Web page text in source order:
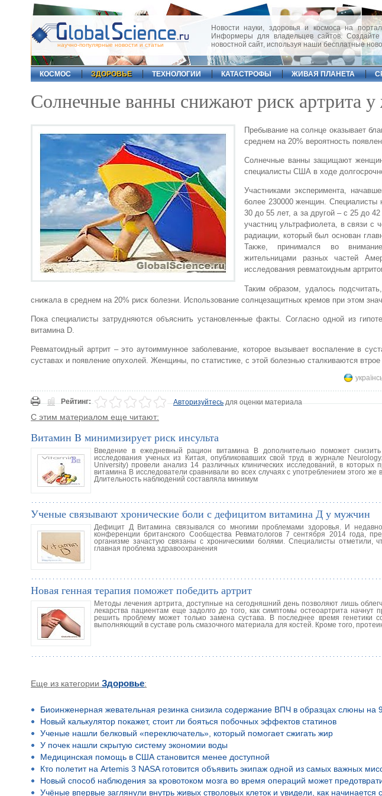
научно-популярные новости и статьи
Новости науки, здоровья и космоса на
Информеры для владельцев сайтов. Создайте
новостной сайт, используя наши бесплатные
КОСМОС
ЗДОРОВЬЕ ТЕХНОЛОГИИ КАТАСТРОФЫ ЖИВАЯ ПЛАНЕТА
Солнечные ванны снижают риск артрита
Пребывание на солнце оказывает
среднем на 20% вероятность
Солнечные ванны защищают женщин
специалисты США в ходе
Участниками эксперимента,
более 230000 женщин. Специалисты
30 до 55 лет, а за другой – с 25 до
участниц ультрафиолета, в связи с
радиации, который был основан
Также, принимался во
жительницами разных частей
исследования ревматоидным
Таким образом, удалось
снижала в среднем на 20% риск болезни. Использование солнцезащитных кремов при этом
Пока специалисты затрудняются объяснить установленные факты. Согласно одной из
витамина D.
Ревматоидный артрит – это аутоиммунное заболевание, которое вызывает воспаление в
суставах и появление опухолей. Женщины, по статистике, с этой болезнью сталкиваются
Рейтинг: Авторизуйтесьдля оценки материала
С этим материалом еще читают:
Витамин B минимизирует риск инсульта
Введение в ежедневный рацион витамина B дополнительно поможет снизить
исследования ученых из Китая, опубликовавших свой труд в журнале
University) провели анализ 14 различных клинических исследований, в которых
витамина B исследователи сравнивали во всех случаях с употреблением этого
Длительность наблюдений составляла минимум
Ученые связывают хронические боли с дефицитом витамина Д у мужчин
Дефицит Д Витамина связывался со многими проблемами здоровья. И
конференции британского Сообщества Ревматологов 7 сентября 2014 года,
организме зачастую связаны с хроническими болями. Специалисты
главная проблема здравоохранения
Новая генная терапия поможет победить артрит
Методы лечения артрита, доступные на сегодняшний день позволяют лишь
лекарства пациентам еще задолго до того, как симптомы остеоартрита начнут
решить проблему может только замена сустава. В последнее время генетики
выполняющий в суставе роль смазочного материала для костей. Кроме того,
Еще из категории Здоровье:
Биоинженерная жевательная резинка снизила содержание ВПЧ в образцах слюны на
Новый калькулятор покажет, стоит ли бояться побочных эффектов статинов
Ученые нашли белковый «переключатель», который помогает сжигать жир
У почек нашли скрытую систему экономии воды
Медицинская помощь в США становится менее доступной
Кто полетит на Artemis 3 NASA готовится объявить экипаж одной из самых важных
Новый способ наблюдения за кровотоком мозга во время операций может
Учёные впервые заглянули внутрь живых стволовых клеток и увидели, как начинается